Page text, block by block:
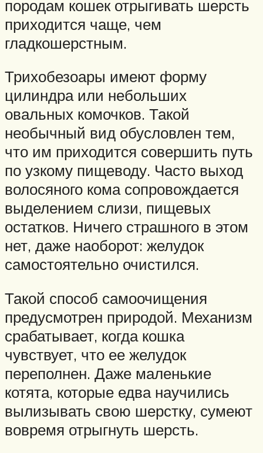
породам кошек отрыгивать шерсть
приходится чаще, чем
гладкошерстным.
Трихобезоары имеют форму
цилиндра или небольших
овальных комочков. Такой
необычный вид обусловлен тем,
что им приходится совершить путь
по узкому пищеводу. Часто выход
волосяного кома сопровождается
выделением слизи, пищевых
остатков. Ничего страшного в этом
нет, даже наоборот: желудок
самостоятельно очистился.
Такой способ самоочищения
предусмотрен природой. Механизм
срабатывает, когда кошка
чувствует, что ее желудок
переполнен. Даже маленькие
котята, которые едва научились
вылизывать свою шерстку, сумеют
вовремя отрыгнуть шерсть.